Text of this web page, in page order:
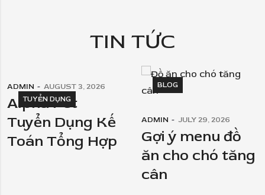
TIN TỨC
TUYỂN DỤNG
ADMIN AUGUST 3, 2026
Alpha Pet
Tuyển Dụng Kế
Toán Tổng Hợp
BLOG
ADMIN JULY 29, 2026
Gợi ý menu đồ
ăn cho chó tăng
cân